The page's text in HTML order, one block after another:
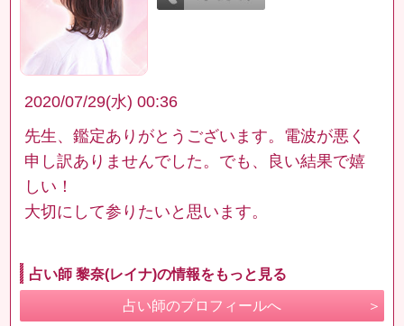
2020/07/29(水) 00:36
先生、鑑定ありがとうございます。電波が悪く
申し訳ありませんでした。でも、良い結果で嬉
しい！
大切にして参りたいと思います。
占い師 黎奈(レイナ)の情報をもっと見る
占い師のプロフィールへ